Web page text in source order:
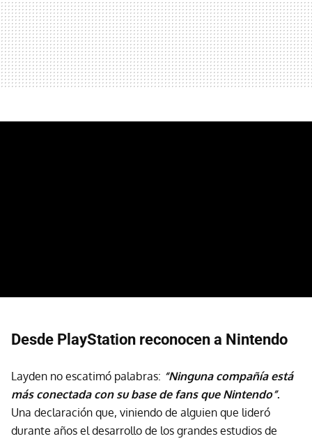
Desde PlayStation reconocen a Nintendo
Layden no escatimó palabras: “Ninguna compañía está
más conectada con su base de fans que Nintendo”.
Una declaración que, viniendo de alguien que lideró
durante años el desarrollo de los grandes estudios de